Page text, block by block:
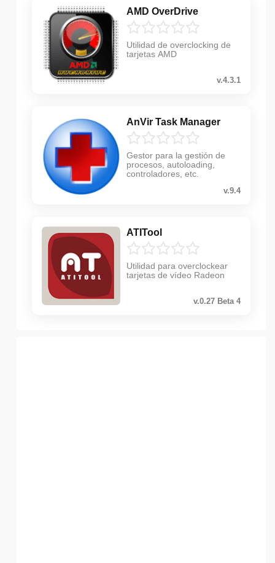
AMD OverDrive
Utilidad de overclocking de
tarjetas AMD
v.4.3.1
AnVir Task Manager
Gestor para la gestión de
procesos, autoloading,
controladores, etc.
v.9.4
ATITool
Utilidad para overclockear
tarjetas de vídeo Radeon
v.0.27 Beta 4